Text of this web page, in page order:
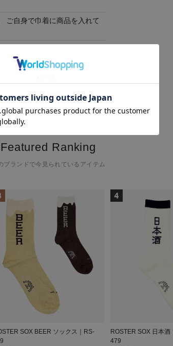
ご自身で巾着に商品を入れて
25-27cm
Featured Ranking
ブランドで今見られているアイテム
SOX BEER ソックス｜RS-
ROSTER SOX 日本
479